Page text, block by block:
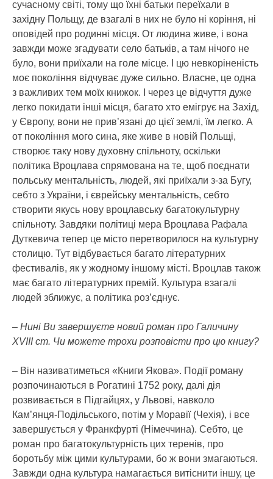
сучасному світі, тому що їхні батьки переїхали в
західну Польщу, де взагалі в них не було ні коріння, ні
оповідей про родинні місця. От людина живе, і вона
завжди може згадувати село батьків, а там нічого не
було, вони приїхали на голе місце. І цю невкоріненість
моє покоління відчуває дуже сильно. Власне, це одна
з важливих тем моїх книжок. І через це відчуття дуже
легко покидати інші місця, багато хто емігрує на Захід,
у Європу, вони не прив’язані до цієї землі, їм легко. А
от покоління мого сина, яке живе в новій Польщі,
створює таку нову духовну спільноту, оскільки
політика Вроцлава спрямована на те, щоб поєднати
польську ментальність, людей, які приїхали з-за Бугу,
себто з України, і єврейську ментальність, себто
створити якусь нову вроцлавську багатокультурну
спільноту. Завдяки політиці мера Вроцлава Рафала
Дуткевича тепер це місто перетворилося на культурну
столицю. Тут відбувається багато літературних
фестивалів, як у жодному іншому місті. Вроцлав також
має багато літературних премій. Культура взагалі
людей зближує, а політика роз’єднує.
– Нині Ви завершуєте новий роман про Галичину
ХVIII ст. Чи можете трохи розповісти про цю книгу?
– Він називатиметься «Книги Якова». Події роману
розпочинаються в Рогатині 1752 року, далі дія
розвивається в Підгайцях, у Львові, навколо
Кам’янця-Подільського, потім у Моравії (Чехія), і все
завершується у Франкфурті (Німеччина). Себто, це
роман про багатокультурність цих теренів, про
боротьбу між цими культурами, бо ж вони змагаються.
Завжди одна культура намагається витіснити іншу, це